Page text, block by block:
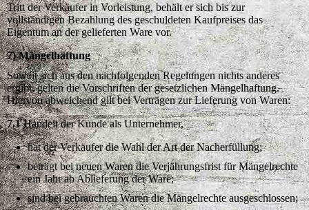
Tritt der Verkäufer in Vorleistung, behält er sich bis zur
vollständigen Bezahlung des geschuldeten Kaufpreises das
Eigentum an der gelieferten Ware vor.
7) Mängelhaftung
Soweit sich aus den nachfolgenden Regelungen nichts anderes
ergibt, gelten die Vorschriften der gesetzlichen Mängelhaftung.
Hiervon abweichend gilt bei Verträgen zur Lieferung von Waren:
7.1Handelt der Kunde als Unternehmer,
hat der Verkäufer die Wahl der Art der Nacherfüllung;
beträgt bei neuen Waren die Verjährungsfrist für Mängelrechte
ein Jahr ab Ablieferung der Ware;
sind bei gebrauchten Waren die Mängelrechte ausgeschlossen;